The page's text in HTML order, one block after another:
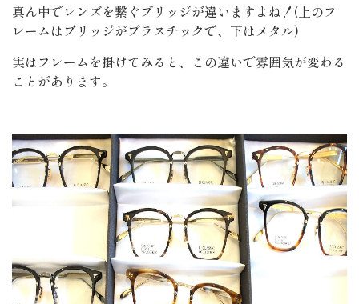
真ん中でレンズを繋ぐブリッジが違いますよね！(上のフ
レームはブリッジがプラスチックで、下はメタル)
実はフレームを掛けてみると、この違いで雰囲気が変わる
ことがあります。